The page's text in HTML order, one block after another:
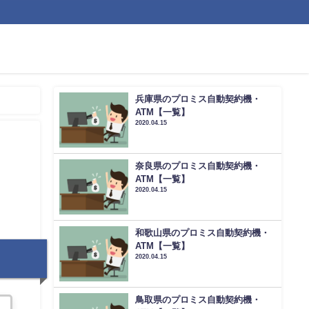
兵庫県のプロミス自動契約機・
ATM【一覧】
2020.04.15
奈良県のプロミス自動契約機・
ATM【一覧】
2020.04.15
和歌山県のプロミス自動契約機・
ATM【一覧】
2020.04.15
鳥取県のプロミス自動契約機・